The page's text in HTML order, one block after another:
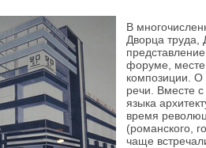
В
Дворца труда,
форуме,
композиции. О
речи. Вместе с
языка
время
(романского,
чаще